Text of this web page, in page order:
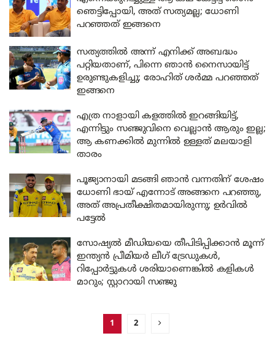
ഞെട്ടിപ്പോയി, അത് സത്യമല്ല; ധോണി
പറഞ്ഞത് ഇങ്ങനെ
സത്യത്തിൽ അന്ന് എനിക്ക് അബദ്ധം
പറ്റിയതാണ്, പിന്നെ ഞാൻ നൈസായിട്ട്
ഉരുണ്ടുകളിച്ചു; രോഹിത് ശർമ്മ പറഞ്ഞത്
ഇങ്ങനെ
എത്ര നാളായി കളത്തിൽ ഇറങ്ങിയിട്ട്,
എന്നിട്ടും സഞ്ജുവിനെ വെല്ലാൻ ആരും ഇല്ല;
ആ കണക്കിൽ മുന്നിൽ ഉള്ളത് മലയാളി
താരം
പൂജ്യാനായി മടങ്ങി ഞാൻ വന്നതിന് ശേഷം
ധോണി ഭായ് എന്നോട് അങ്ങനെ പറഞ്ഞു,
അത് അപ്രതീക്ഷിതമായിരുന്നു; ഉർവിൽ
പട്ടേൽ
സോഷ്യൽ മീഡിയയെ തീപിടിപ്പിക്കാൻ മൂന്ന്
ഇന്ത്യൻ പ്രീമിയർ ലീഗ് ട്രേഡുകൾ,
റിപ്പോർട്ടുകൾ ശരിയാണെങ്കിൽ കളികൾ
മാറും; സ്റ്റാറായി സഞ്ജു
1 2